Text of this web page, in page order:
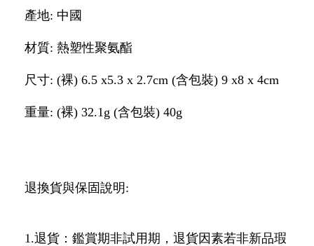
產地: 中國
材質: 熱塑性聚氨酯
尺寸: (裸) 6.5 x5.3 x 2.7cm (含包裝) 9 x8 x 4cm
重量: (裸) 32.1g (含包裝) 40g
退換貨與保固說明:
1.退貨：鑑賞期非試用期，退貨因素若非新品瑕